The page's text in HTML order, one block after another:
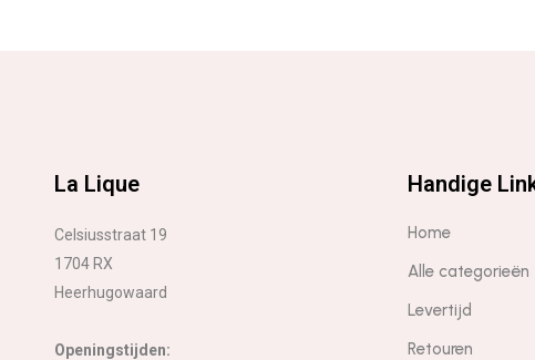
La Lique
Celsiusstraat 19
1704 RX
Heerhugowaard
Openingstijden:
Handige
Home
Alle categorieën
Levertijd
Retouren